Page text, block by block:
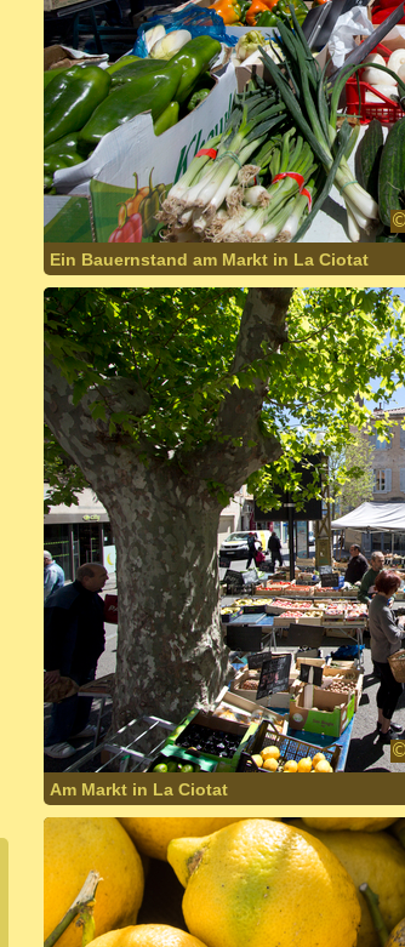
Ein Bauernstand am Markt in La Ciotat
Am Markt in La Ciotat